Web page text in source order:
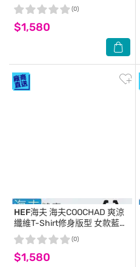
(Cupro158-006)S
$1,580
(0)
HEF海夫 海夫COOCHAD 爽涼
纖維T-Shirt修身版型 女款藍綠
(Cupro158-006)XL
$1,580
(0)